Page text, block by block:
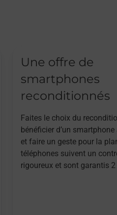
Une offre de
smartphones
reconditionnés
Faites le choix du
bénéficier d’un
et faire un geste pour la
téléphones suivent un
rigoureux et sont garantis 2